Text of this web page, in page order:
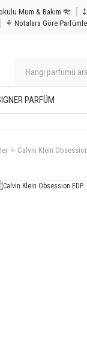
⩭ Lüks Kokulu Mum & Bakım 𐦝
⚘ Notalara Göre
PARFÜM
Calvin Klein